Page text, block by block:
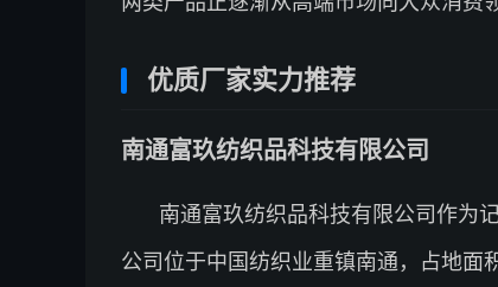
优质厂家实力推荐
南通富玖纺织品科技有限公司
南通富玖纺织品科技有限公司作为
公司位于中国纺织业重镇南通，占地面